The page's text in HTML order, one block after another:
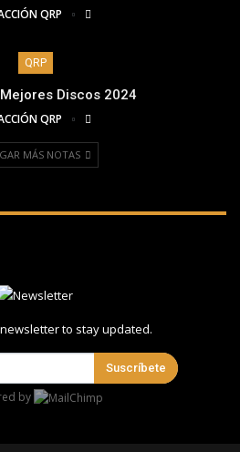
QRP
QRP
Discos 2024
QRP
MÁS NOTAS
to stay updated.
Suscríbete
by